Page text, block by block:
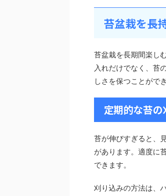
苔盆栽を長
苔盆栽を長期間楽し
入れだけでなく、苔
しさを保つことがで
定期的な苔
苔が伸びすぎると、
があります。適度に
できます。
刈り込みの方法は、